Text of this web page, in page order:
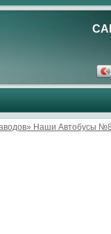
Наши Автобусы